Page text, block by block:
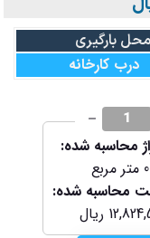
محل بارگیری
درب کارخانه
محاسبه شده:
متر مربع
محاسبه شده:
ریال